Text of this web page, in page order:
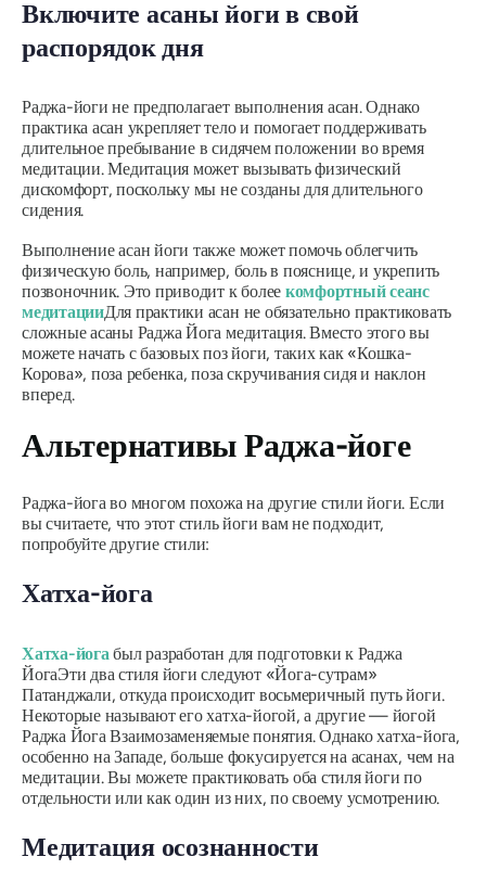
Включите асаны йоги в свой
распорядок дня
Раджа-йоги не предполагает выполнения асан. Однако
практика асан укрепляет тело и помогает поддерживать
длительное пребывание в сидячем положении во время
медитации. Медитация может вызывать физический
дискомфорт, поскольку мы не созданы для длительного
сидения.
Выполнение асан йоги также может помочь облегчить
физическую боль, например, боль в пояснице, и укрепить
позвоночник. Это приводит к более комфортный сеанс
медитацииДля практики асан не обязательно практиковать
сложные асаны Раджа Йога медитация. Вместо этого вы
можете начать с базовых поз йоги, таких как «Кошка-
Корова», поза ребенка, поза скручивания сидя и наклон
вперед.
АльтернативыРаджа-йоге
Раджа-йогаво многом похожа на другие стили йоги. Если
вы считаете, что этот стиль йоги вам не подходит,
попробуйте другие стили:
Хатха-йога
Хатха-йога был разработан для подготовки к Раджа
ЙогаЭти два стиля йоги следуют «Йога-сутрам»
Патанджали, откуда происходит восьмеричный путь йоги.
Некоторые называют его хатха-йогой, а другие — йогой
Раджа Йога Взаимозаменяемые понятия. Однако хатха-йога,
особенно на Западе, больше фокусируется на асанах, чем на
медитации. Вы можете практиковать оба стиля йоги по
отдельности или как один из них, по своему усмотрению.
Медитация осознанности